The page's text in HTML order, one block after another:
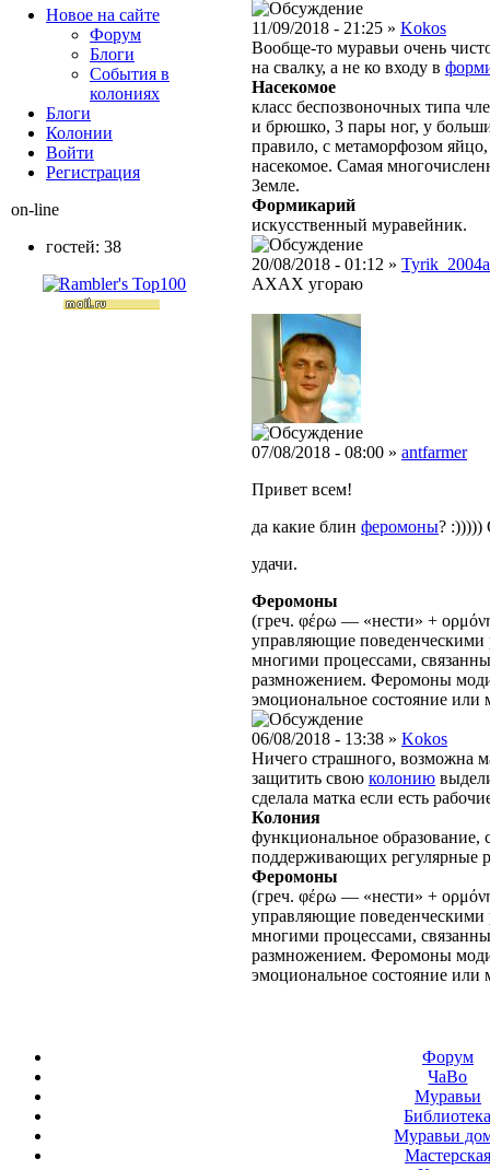
11/09/2018 - 21:25 » Kokos
Вообще-то муравьи очень
на свалку, а не ко входу в
Насекомое
класс беспозвоночных типа
и брюшко, 3 пары ног, у
правило, с метаморфозом
насекомое. Самая
Земле.
Формикарий
искусственный муравейник.
20/08/2018 - 01:12 » Tyrik_2004a
АХАХ угораю
07/08/2018 - 08:00 » antfarmer
Привет всем!
да какие блин феромоны? :)))))
удачи.
Феромоны
(греч. φέρω — «нести» +
управляющие поведенческими
многими процессами,
размножением. Феромоны
эмоциональное состояние или
06/08/2018 - 13:38 » Kokos
Ничего страшного, возможна
защитить свою колонию
сделала матка если есть
Колония
функциональное образование,
поддерживающих регулярные
Феромоны
(греч. φέρω — «нести» +
управляющие поведенческими
многими процессами,
размножением. Феромоны
эмоциональное состояние или
Новое на сайте
Форум
Блоги
События в
колониях
Блоги
Колонии
Войти
Peгиcтpaция
on-line
гостей: 38
Форум
ЧаВо
Муравьи
Муравьи
Мастерская